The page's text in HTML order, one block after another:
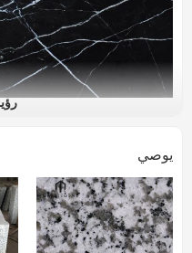
اسم المنتج
منتجات
بلاطات
وأحواض
،
يوصي